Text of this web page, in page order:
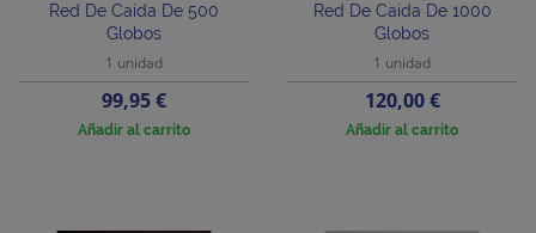
Red De Caida De 500
Globos
1 unidad
Precio
99,95 €
Añadir al carrito
Red De Caida De 1000
Globos
1 unidad
Precio
120,00 €
Añadir al carrito